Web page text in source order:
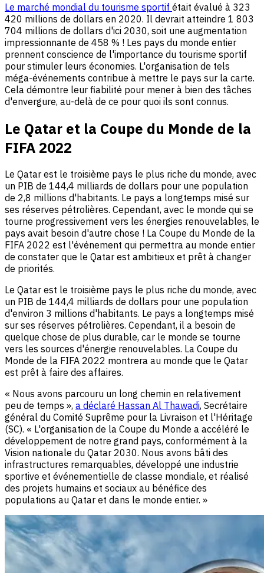
Le marché mondial du tourisme sportif était évalué à 323
420 millions de dollars en 2020. Il devrait atteindre 1 803
704 millions de dollars d'ici 2030, soit une augmentation
impressionnante de 458 % ! Les pays du monde entier
prennent conscience de l'importance du tourisme sportif
pour stimuler leurs économies. L'organisation de tels
méga-événements contribue à mettre le pays sur la carte.
Cela démontre leur fiabilité pour mener à bien des tâches
d'envergure, au-delà de ce pour quoi ils sont connus.
Le Qatar et la Coupe du Monde de la
FIFA 2022
Le Qatar est le troisième pays le plus riche du monde, avec
un PIB de 144,4 milliards de dollars pour une population
de 2,8 millions d'habitants. Le pays a longtemps misé sur
ses réserves pétrolières. Cependant, avec le monde qui se
tourne progressivement vers les énergies renouvelables, le
pays avait besoin d'autre chose ! La Coupe du Monde de la
FIFA 2022 est l'événement qui permettra au monde entier
de constater que le Qatar est ambitieux et prêt à changer
de priorités.
Le Qatar est le troisième pays le plus riche du monde, avec
un PIB de 144,4 milliards de dollars pour une population
d'environ 3 millions d'habitants. Le pays a longtemps misé
sur ses réserves pétrolières. Cependant, il a besoin de
quelque chose de plus durable, car le monde se tourne
vers les sources d'énergie renouvelables. La Coupe du
Monde de la FIFA 2022 montrera au monde que le Qatar
est prêt à faire des affaires.
« Nous avons parcouru un long chemin en relativement
peu de temps », a déclaré Hassan Al Thawadi, Secrétaire
général du Comité Suprême pour la Livraison et l'Héritage
(SC). « L'organisation de la Coupe du Monde a accéléré le
développement de notre grand pays, conformément à la
Vision nationale du Qatar 2030. Nous avons bâti des
infrastructures remarquables, développé une industrie
sportive et événementielle de classe mondiale, et réalisé
des projets humains et sociaux au bénéfice des
populations au Qatar et dans le monde entier. »